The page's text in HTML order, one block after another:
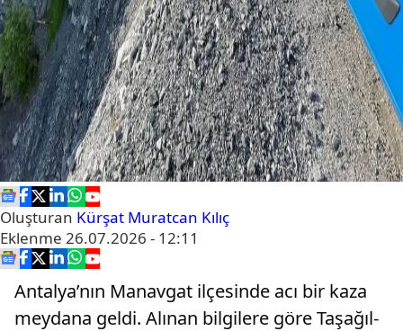
Oluşturan Kürşat Muratcan Kılıç
Eklenme 26.07.2026 - 12:11
Antalya’nın Manavgat ilçesinde acı bir kaza
meydana geldi. Alınan bilgilere göre Taşağıl-